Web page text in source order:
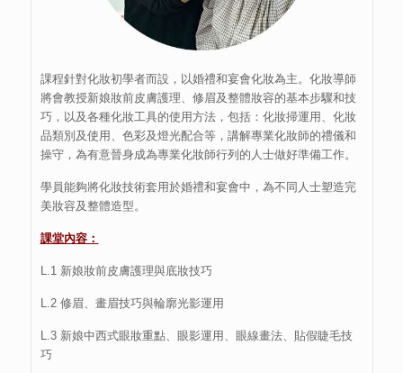
課程針對化妝初學者而設，以婚禮和宴會化妝為主。化妝導師
將會教授新娘妝前皮膚護理、修眉及整體妝容的基本步驟和技
巧，以及各種化妝工具的使用方法，包括：化妝掃運用、化妝
品類別及使用、色彩及燈光配合等，講解專業化妝師的禮儀和
操守，為有意晉身成為專業化妝師行列的人士做好準備工作。
學員能夠將化妝技術套用於婚禮和宴會中，為不同人士塑造完
美妝容及整體造型。
課堂內容：
L.1 新娘妝前皮膚護理與底妝技巧
L.2 修眉、畫眉技巧與輪廓光影運用
L.3 新娘中西式眼妝重點、眼影運用、眼線畫法、貼假睫毛技
巧